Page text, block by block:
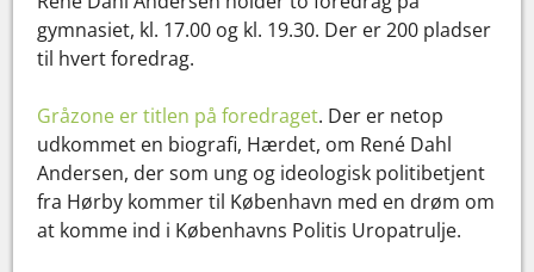
gymnasiet, kl. 17.00 og kl. 19.30. Der er 200 pladser
til hvert foredrag.
Gråzone er titlen på foredraget. Der er netop
udkommet en biografi, Hærdet, om René Dahl
Andersen, der som ung og ideologisk politibetjent
fra Hørby kommer til København med en drøm om
at komme ind i Københavns Politis Uropatrulje.